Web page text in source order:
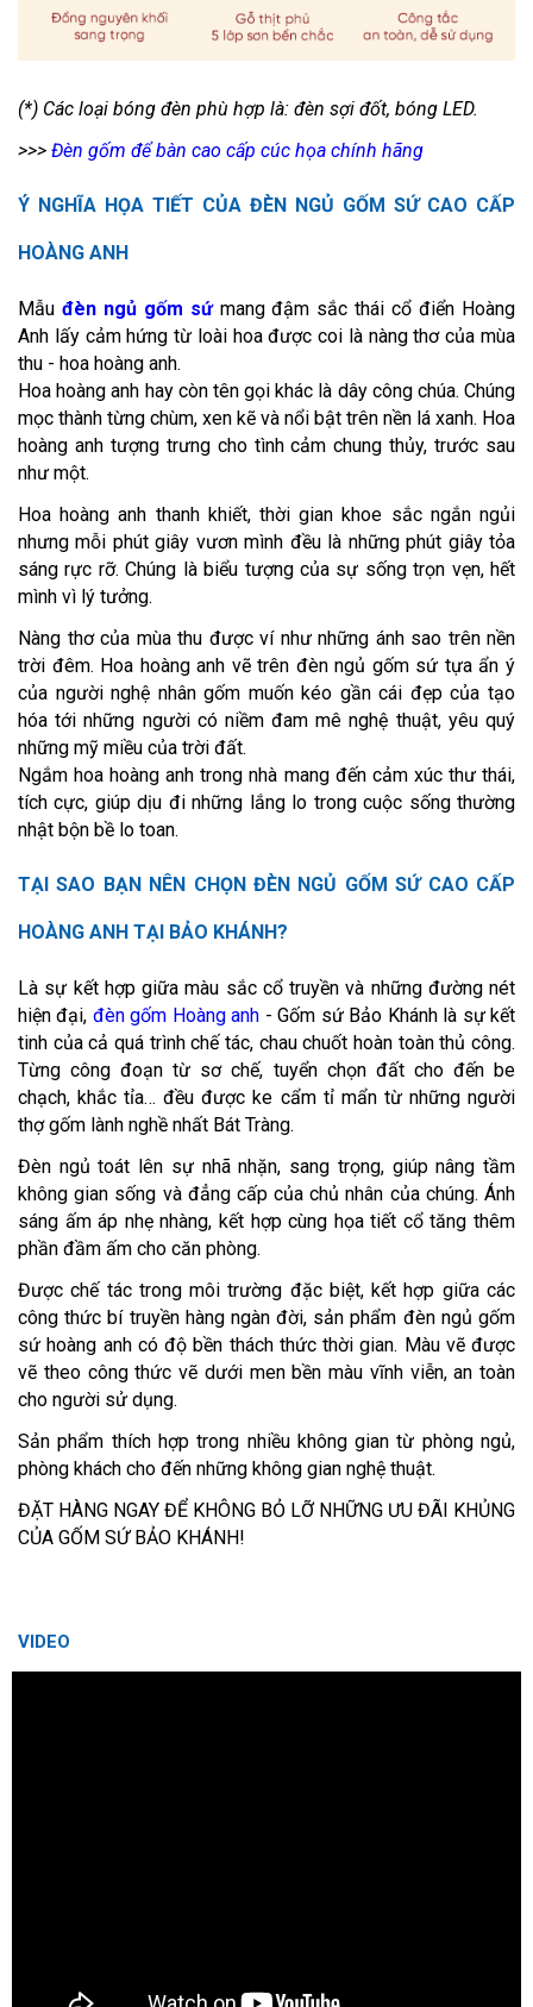
(*) Các loại bóng đèn phù hợp là: đèn sợi đốt, bóng LED.
>>> Đèn gốm để bàn cao cấp cúc họa chính hãng
Ý NGHĨA HỌA TIẾT CỦA ĐÈN NGỦ GỐM SỨ CAO CẤP
HOÀNG ANH
Mẫu đèn ngủ gốm sứ mang đậm sắc thái cổ điển Hoàng
Anh lấy cảm hứng từ loài hoa được coi là nàng thơ của mùa
thu - hoa hoàng anh.
Hoa hoàng anh hay còn tên gọi khác là dây công chúa. Chúng
mọc thành từng chùm, xen kẽ và nổi bật trên nền lá xanh. Hoa
hoàng anh tượng trưng cho tình cảm chung thủy, trước sau
như một.
Hoa hoàng anh thanh khiết, thời gian khoe sắc ngắn ngủi
nhưng mỗi phút giây vươn mình đều là những phút giây tỏa
sáng rực rỡ. Chúng là biểu tượng của sự sống trọn vẹn, hết
mình vì lý tưởng.
Nàng thơ của mùa thu được ví như những ánh sao trên nền
trời đêm. Hoa hoàng anh vẽ trên đèn ngủ gốm sứ tựa ẩn ý
của người nghệ nhân gốm muốn kéo gần cái đẹp của tạo
hóa tới những người có niềm đam mê nghệ thuật, yêu quý
những mỹ miều của trời đất.
Ngắm hoa hoàng anh trong nhà mang đến cảm xúc thư thái,
tích cực, giúp dịu đi những lắng lo trong cuộc sống thường
nhật bộn bề lo toan.
TẠI SAO BẠN NÊN CHỌN ĐÈN NGỦ GỐM SỨ CAO CẤP
HOÀNG ANH TẠI BẢO KHÁNH?
Là sự kết hợp giữa màu sắc cổ truyền và những đường nét
hiện đại, đèn gốm Hoàng anh - Gốm sứ Bảo Khánh là sự kết
tinh của cả quá trình chế tác, chau chuốt hoàn toàn thủ công.
Từng công đoạn từ sơ chế, tuyển chọn đất cho đến be
chạch, khắc tỉa… đều được ke cẩm tỉ mẩn từ những người
thợ gốm lành nghề nhất Bát Tràng.
Đèn ngủ toát lên sự nhã nhặn, sang trọng, giúp nâng tầm
không gian sống và đẳng cấp của chủ nhân của chúng. Ánh
sáng ấm áp nhẹ nhàng, kết hợp cùng họa tiết cổ tăng thêm
phần đầm ấm cho căn phòng.
Được chế tác trong môi trường đặc biệt, kết hợp giữa các
công thức bí truyền hàng ngàn đời, sản phẩm đèn ngủ gốm
sứ hoàng anh có độ bền thách thức thời gian. Màu vẽ được
vẽ theo công thức vẽ dưới men bền màu vĩnh viễn, an toàn
cho người sử dụng.
Sản phẩm thích hợp trong nhiều không gian từ phòng ngủ,
phòng khách cho đến những không gian nghệ thuật.
ĐẶT HÀNG NGAY ĐỂ KHÔNG BỎ LỠ NHỮNG ƯU ĐÃI KHỦNG
CỦA GỐM SỨ BẢO KHÁNH!
VIDEO